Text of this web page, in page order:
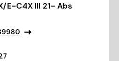
C4X III 21- Abs